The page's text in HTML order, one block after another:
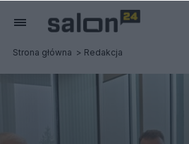
Strona główna Redakcja